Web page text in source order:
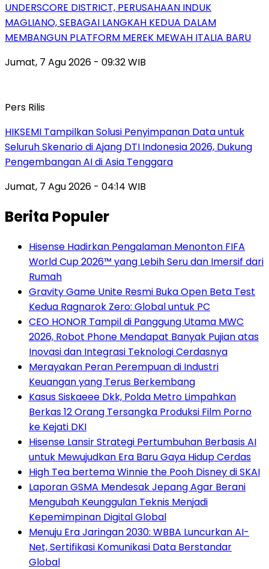
UNDERSCORE DISTRICT, PERUSAHAAN INDUK
MAGLIANO, SEBAGAI LANGKAH KEDUA DALAM
MEMBANGUN PLATFORM MEREK MEWAH ITALIA BARU
Jumat, 7 Agu 2026 - 09:32 WIB
Pers Rilis
HIKSEMI Tampilkan Solusi Penyimpanan Data untuk
Seluruh Skenario di Ajang DTI Indonesia 2026, Dukung
Pengembangan AI di Asia Tenggara
Jumat, 7 Agu 2026 - 04:14 WIB
Berita Populer
Hisense Hadirkan Pengalaman Menonton FIFA
World Cup 2026™ yang Lebih Seru dan Imersif dari
Rumah
Gravity Game Unite Resmi Buka Open Beta Test
Kedua Ragnarok Zero: Global untuk PC
CEO HONOR Tampil di Panggung Utama MWC
2026, Robot Phone Mendapat Banyak Pujian atas
Inovasi dan Integrasi Teknologi Cerdasnya
Merayakan Peran Perempuan di Industri
Keuangan yang Terus Berkembang
Kasus Siskaeee Dkk, Polda Metro Limpahkan
Berkas 12 Orang Tersangka Produksi Film Porno
ke Kejati DKI
Hisense Lansir Strategi Pertumbuhan Berbasis AI
untuk Mewujudkan Era Baru Gaya Hidup Cerdas
High Tea bertema Winnie the Pooh Disney di SKAI
Laporan GSMA Mendesak Jepang Agar Berani
Mengubah Keunggulan Teknis Menjadi
Kepemimpinan Digital Global
Menuju Era Jaringan 2030: WBBA Luncurkan AI-
Net, Sertifikasi Komunikasi Data Berstandar
Global